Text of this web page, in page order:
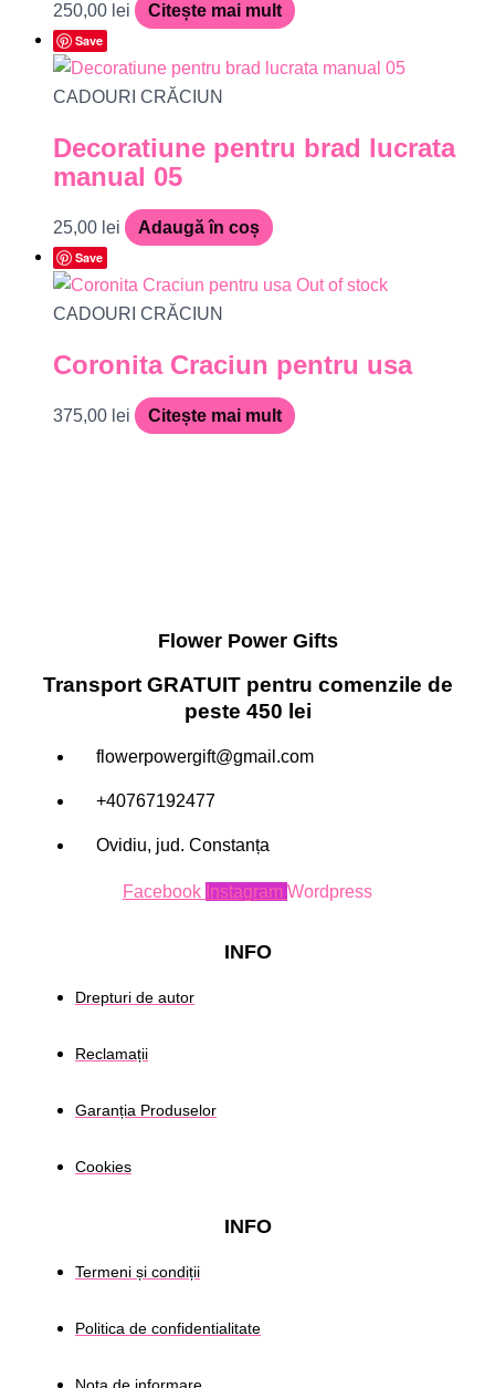
250,00 lei Citește mai mult
Save
CADOURI CRĂCIUN
Decoratiune pentru brad lucrata
manual 05
25,00 lei Adaugă în coș
Save
Out of stock
CADOURI CRĂCIUN
Coronita Craciun pentru usa
375,00 lei Citește mai mult
Flower Power Gifts
Transport GRATUIT pentru comenzile de
peste 450 lei
flowerpowergift@gmail.com
+40767192477
Ovidiu, jud. Constanța
Facebook Instagram Wordpress
INFO
Drepturi de autor
Reclamații
Garanția Produselor
Cookies
INFO
Termeni și condiții
Politica de confidentialitate